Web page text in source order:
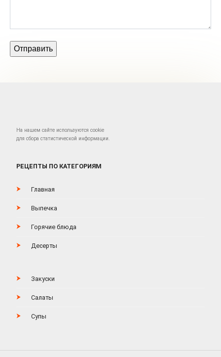
На нашем сайте используются cookie
для сбора статистической информации.
РЕЦЕПТЫ ПО КАТЕГОРИЯМ
Главная
Выпечка
Горячие блюда
Десерты
Закуски
Салаты
Супы